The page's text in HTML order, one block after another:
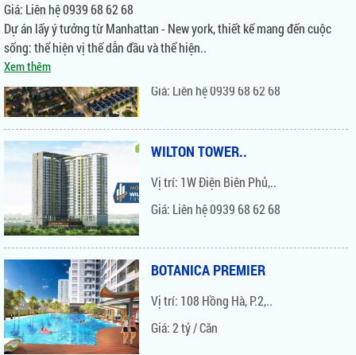
Giá: Liên hệ 0939 68 62 68
Dự án lấy ý tưởng từ Manhattan - New york, thiết kế mang đến cuộc
sống: thể hiện vị thế dẫn đầu và thể hiện..
Xem thêm
VICTORIA VILLAGE
Vị trí: Thạnh Mỹ Lợi -..